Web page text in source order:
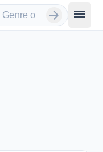
arrow_forward menu